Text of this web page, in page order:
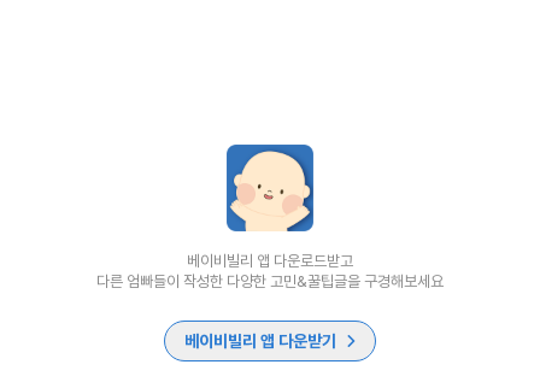
베이비빌리 앱 다운로드받고
다른 엄빠들이 작성한 다양한 고민&꿀팁글을 구경해보세요
베이비빌리 앱 다운받기